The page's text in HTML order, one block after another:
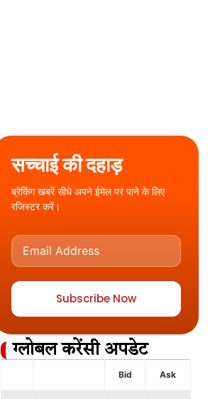
सच्चाई की दहाड़
ब्रेकिंग खबरें सीधे अपने ईमेल पर पाने के लिए
रजिस्टर करें।
Subscribe Now
ग्लोबल करेंसी अपडेट
Bid Ask